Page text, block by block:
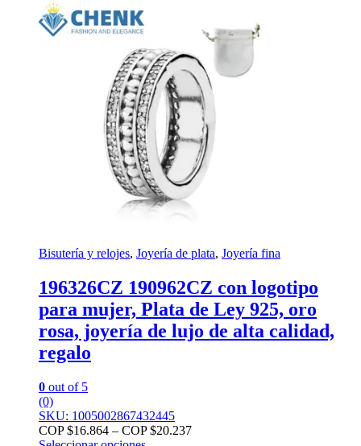
Bisutería y relojes, Joyería de plata, Joyería fina
196326CZ 190962CZ con logotipo
para mujer, Plata de Ley 925, oro
rosa, joyería de lujo de alta calidad,
regalo
0 out of 5
(0)
SKU: 1005002867432445
COP $16.864 – COP $20.237